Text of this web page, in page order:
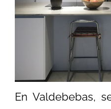
En Valdebebas,